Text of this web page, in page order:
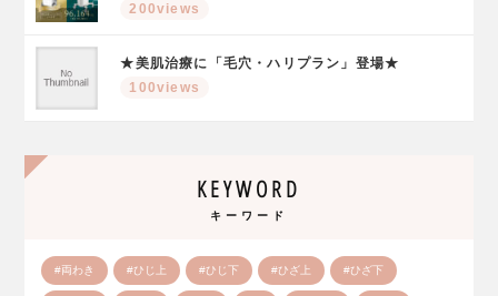
200views
★美肌治療に「毛穴・ハリプラン」登場★
100views
KEYWORD
キーワード
#両わき #ひじ上 #ひじ下 #ひざ上 #ひざ下